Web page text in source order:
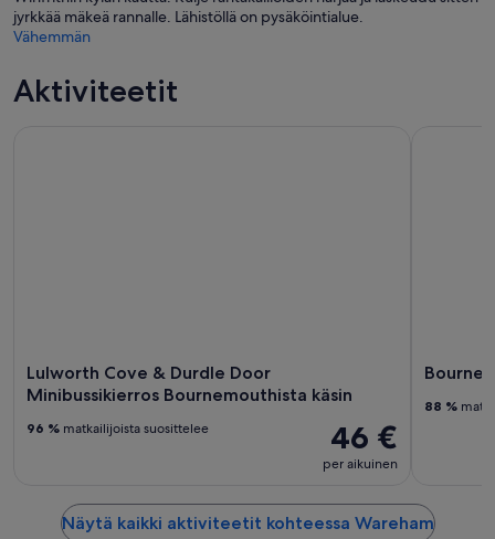
jyrkkää mäkeä rannalle. Lähistöllä on pysäköintialue.
Vähemmän
Aktiviteetit
Lulworth Cove & Durdle Door
Minibussikierros Bournemouthista käsin
46 €
per aikuinen
96 % matkailijoista suosittelee
88 %
Näytä kaikki aktiviteetit kohteessa Wareham